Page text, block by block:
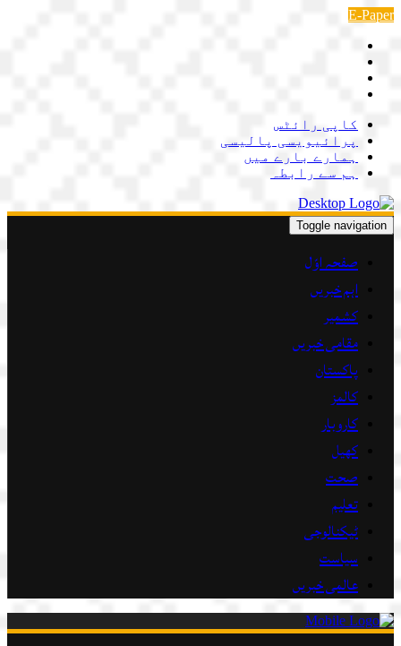
Skip
content
E-Paper
کاپی رائٹس
پرائیویسی پالیسی
ہمارے بارے میں
ہم سے رابطہ
Toggle navigation
صفحہ اوّل
اہم خبریں
کشمیر
مقامی خبریں
پاکستان
کالمز
کاروبار
کھیل
صحت
تعلیم
ٹیکنالوجی
سیاست
عالمی خبریں